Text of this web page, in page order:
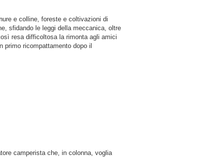
e colline, foreste e coltivazioni di
sfidando le leggi della meccanica, oltre
resa difficoltosa la rimonta agli amici
primo ricompattamento dopo il
camperista che, in colonna, voglia